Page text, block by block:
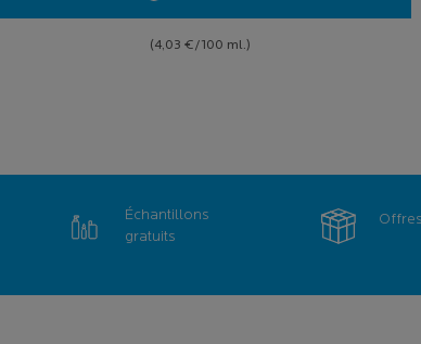
(4,03 €/100 ml.)
Échantillons
gratuits
Offres